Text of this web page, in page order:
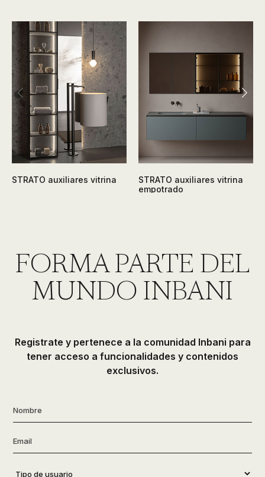
STRATO auxiliares vitrina
STRATO auxiliares vitrina
empotrado
FORMA PARTE DEL
MUNDO INBANI
Registrate y pertenece a la comunidad Inbani para
tener acceso a funcionalidades y contenidos
exclusivos.
Nombre
Email
Tipo